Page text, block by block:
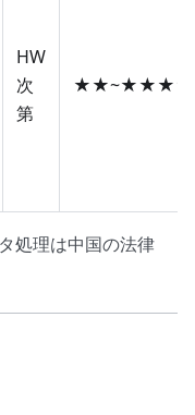
HW
次
第
★★~★★★★
処理は中国の法律